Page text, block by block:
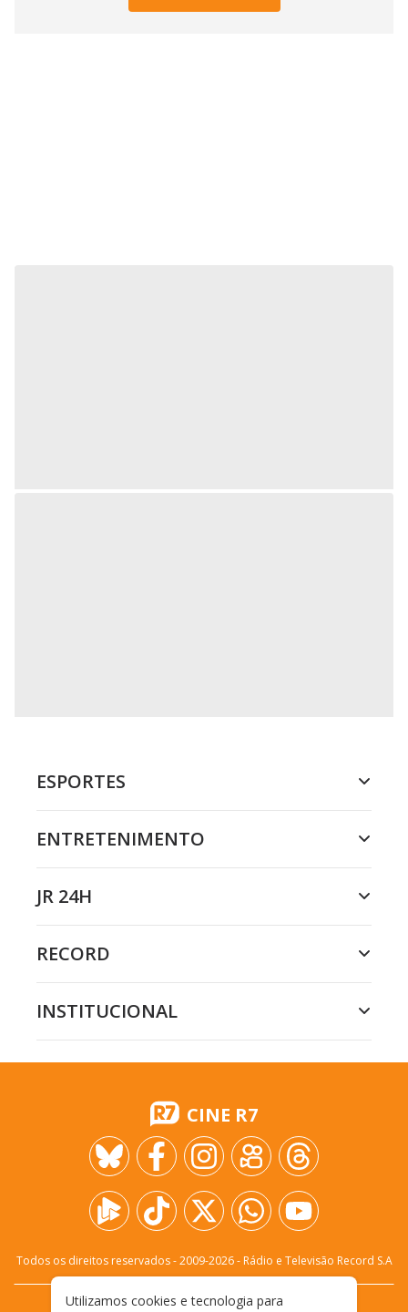
ESPORTES
ENTRETENIMENTO
JR 24H
RECORD
INSTITUCIONAL
CINE R7
Todos os direitos reservados - 2009-2026- Rádio e Televisão Record S.A
Utilizamos cookies e tecnologia para